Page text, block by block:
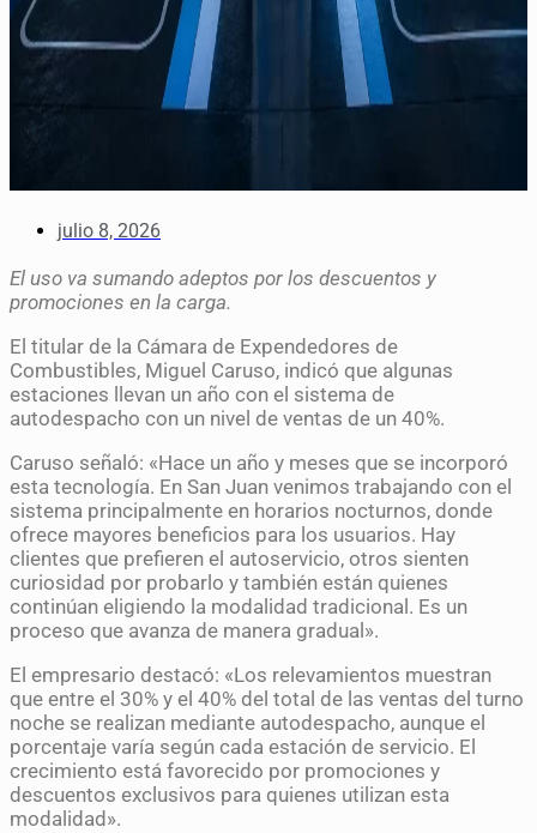
julio 8, 2026
El uso va sumando adeptos por los descuentos y
promociones en la carga.
El titular de la Cámara de Expendedores de
Combustibles, Miguel Caruso, indicó que algunas
estaciones llevan un año con el sistema de
autodespacho con un nivel de ventas de un 40%.
Caruso señaló: «Hace un año y meses que se incorporó
esta tecnología. En San Juan venimos trabajando con el
sistema principalmente en horarios nocturnos, donde
ofrece mayores beneficios para los usuarios. Hay
clientes que prefieren el autoservicio, otros sienten
curiosidad por probarlo y también están quienes
continúan eligiendo la modalidad tradicional. Es un
proceso que avanza de manera gradual».
El empresario destacó: «Los relevamientos muestran
que entre el 30% y el 40% del total de las ventas del turno
noche se realizan mediante autodespacho, aunque el
porcentaje varía según cada estación de servicio. El
crecimiento está favorecido por promociones y
descuentos exclusivos para quienes utilizan esta
modalidad».